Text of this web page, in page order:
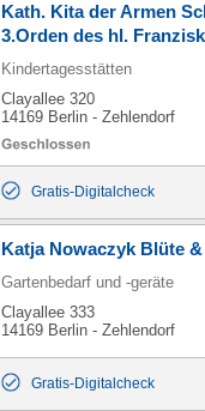
Kath. Kita der Armen
3.Orden des hl.
Kindertagesstätten
Clayallee 320
14169 Berlin - Zehlendorf
Gratis-Digitalcheck
Katja Nowaczyk Blüte
Gartenbedarf und -geräte
Clayallee 333
14169 Berlin - Zehlendorf
Gratis-Digitalcheck